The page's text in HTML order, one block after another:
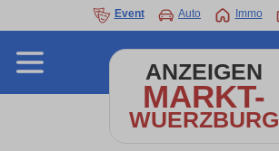
Event Auto Immo
ANZEIGEN
MARKT-
WUERZBURG